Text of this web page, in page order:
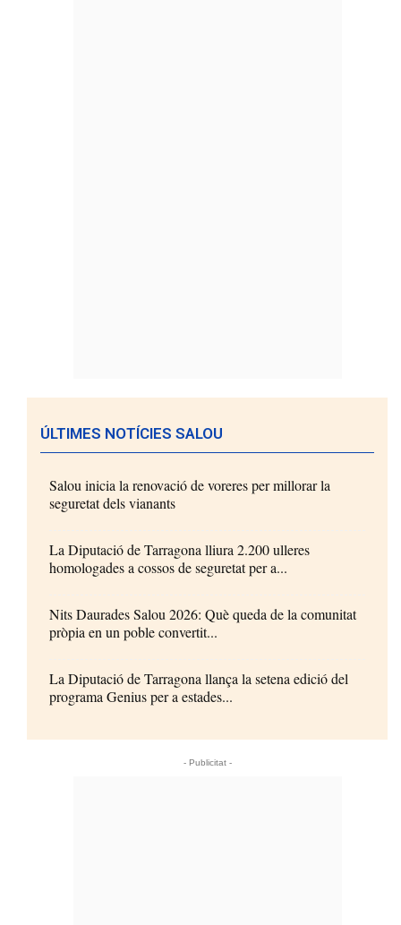
ÚLTIMES NOTÍCIES SALOU
Salou inicia la renovació de voreres per millorar la
seguretat dels vianants
La Diputació de Tarragona lliura 2.200 ulleres
homologades a cossos de seguretat per a...
Nits Daurades Salou 2026: Què queda de la comunitat
pròpia en un poble convertit...
La Diputació de Tarragona llança la setena edició del
programa Genius per a estades...
- Publicitat -